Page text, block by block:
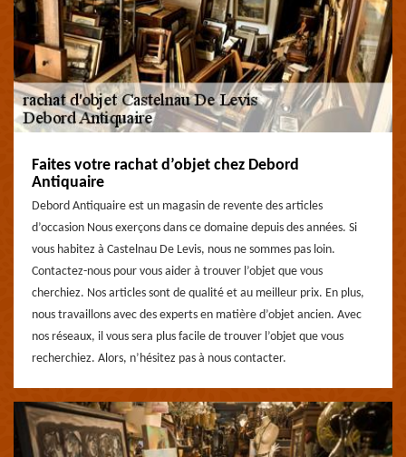
Faites votre rachat d’objet chez Debord
Antiquaire
Debord Antiquaire est un magasin de revente des articles
d’occasion Nous exerçons dans ce domaine depuis des années. Si
vous habitez à Castelnau De Levis, nous ne sommes pas loin.
Contactez-nous pour vous aider à trouver l’objet que vous
cherchiez. Nos articles sont de qualité et au meilleur prix. En plus,
nous travaillons avec des experts en matière d’objet ancien. Avec
nos réseaux, il vous sera plus facile de trouver l’objet que vous
recherchiez. Alors, n’hésitez pas à nous contacter.